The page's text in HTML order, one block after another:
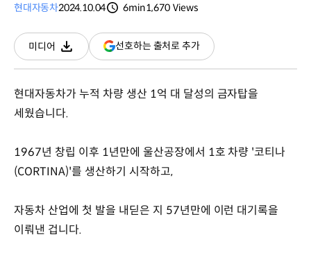
현대자동차2024.10.04
6min1,670 Views
미디어
다운로드
선호하는 출처로 추가(새
창
현대자동차가 누적 차량 생산 1억 대 달성의 금자탑을
세웠습니다.
1967년 창립 이후 1년만에 울산공장에서 1호 차량 '코티나
(CORTINA)'를 생산하기 시작하고,
자동차 산업에 첫 발을 내딛은 지 57년만에 이런 대기록을
이뤄낸 겁니다.